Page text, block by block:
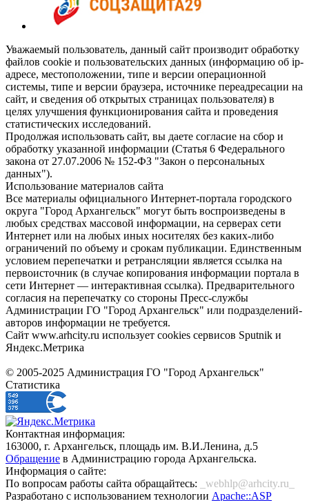
Уважаемый пользователь, данный сайт производит обработку
файлов cookie и пользовательских данных (информацию об ip-
адресе, местоположении, типе и версии операционной
системы, типе и версии браузера, источнике переадресации на
сайт, и сведения об открытых страницах пользователя) в
целях улучшения функционирования сайта и проведения
статистических исследований.
Продолжая использовать сайт, вы даете согласие на сбор и
обработку указанной информации (Статья 6 Федерального
закона от 27.07.2006 № 152-ФЗ "Закон о персональных
данных").
Использование материалов сайта
Все материалы официального Интернет-портала городского
округа "Город Архангельск" могут быть воспроизведены в
любых средствах массовой информации, на серверах сети
Интернет или на любых иных носителях без каких-либо
ограничений по объему и срокам публикации. Единственным
условием перепечатки и ретрансляции является ссылка на
первоисточник (в случае копирования информации портала в
сети Интернет — интерактивная ссылка). Предварительного
согласия на перепечатку со стороны Пресс-службы
Администрации ГО "Город Архангельск" или подразделений-
авторов информации не требуется.
Сайт www.arhcity.ru использует cookies сервисов Sputnik и
Яндекс.Метрика
© 2005-2025 Администрация ГО "Город Архангельск"
Статистика
Контактная информация:
163000, г. Архангельск, площадь им. В.И.Ленина, д.5
Обращение в Администрацию города Архангельска.
Информация о сайте:
По вопросам работы сайта обращайтесь:
_webhlp@arhcity.ru_
Разработано с использованием технологии Apache::ASP